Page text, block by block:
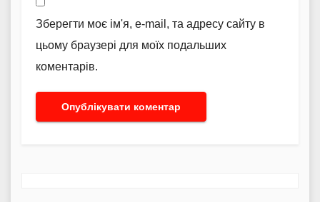
Зберегти моє ім'я, e-mail, та адресу сайту в
цьому браузері для моїх подальших
коментарів.